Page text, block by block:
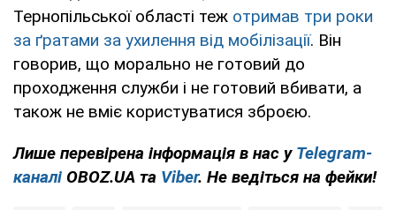
Тернопільської області теж отримав три роки
за ґратами за ухилення від мобілізації. Він
говорив, що морально не готовий до
проходження служби і не готовий вбивати, а
також не вміє користуватися зброєю.
Лише перевірена інформація в нас у Telegram-
каналі OBOZ.UA та Viber. Не ведіться на фейки!